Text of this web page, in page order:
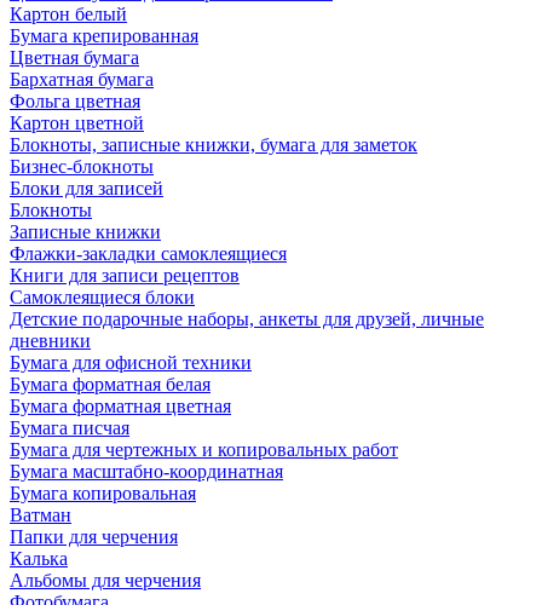
Картон белый
Бумага крепированная
Цветная бумага
Бархатная бумага
Фольга цветная
Картон цветной
Блокноты, записные книжки, бумага для заметок
Бизнес-блокноты
Блоки для записей
Блокноты
Записные книжки
Флажки-закладки самоклеящиеся
Книги для записи рецептов
Самоклеящиеся блоки
Детские подарочные наборы, анкеты для друзей, личные
дневники
Бумага для офисной техники
Бумага форматная белая
Бумага форматная цветная
Бумага писчая
Бумага для чертежных и копировальных работ
Бумага масштабно-координатная
Бумага копировальная
Ватман
Папки для черчения
Калька
Альбомы для черчения